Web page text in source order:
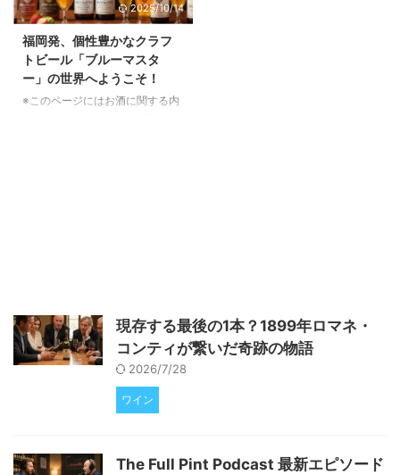
2025/10/14
福岡発、個性豊かなクラフ
トビール「ブルーマスタ
ー」の世界へようこそ！
※このページにはお酒に関する内
「PREMIUM ICE
BREWMASTER」はもちろんのこ
と、麦汁濃度を高めた輸出仕様の
IPA「EXPORT IPA」、有機珈琲
現存する最後の1本？1899年ロマネ・
コンティが繋いだ奇跡の物語
2026/7/28
ワイン
The Full Pint Podcast 最新エピソード